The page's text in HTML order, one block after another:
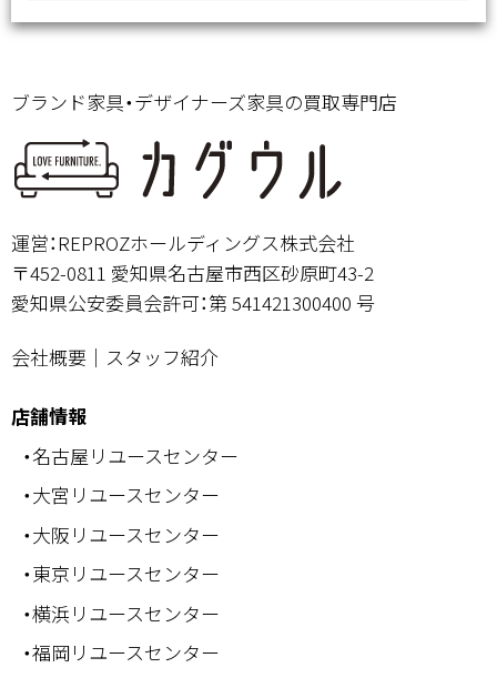
ブランド家具・デザイナーズ家具の買取専門店
運営：REPROZホールディングス株式会社
〒452-0811 愛知県名古屋市西区砂原町43-2
愛知県公安委員会許可：第 541421300400 号
会社概要 ｜ スタッフ紹介
店舗情報
・名古屋リユースセンター
・大宮リユースセンター
・大阪リユースセンター
・東京リユースセンター
・横浜リユースセンター
・福岡リユースセンター